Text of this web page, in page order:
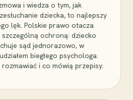
i wiedza o tym, jak
dziecka, to najlepszy
lęk. Polskie prawo otacza
szczególną ochroną: dziecko
sąd jednorazowo, w
biegłego psychologa.
i co mówią przepisy.